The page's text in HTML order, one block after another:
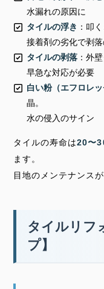
水漏れの原因に
タイルの浮き ：叩
接着剤の劣化で剥
タイルの剥落：外
早急な対応が必要
白い粉（エフロレッ
晶。
水の侵入のサイン
タイルの寿命は20〜
ます。
目地のメンテナンス
タイルリフ
プ】